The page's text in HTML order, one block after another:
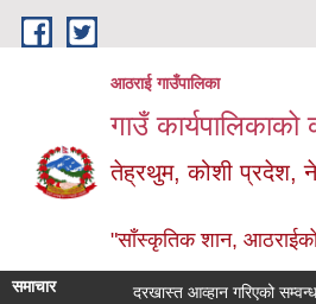
Skip to main content
आठराई गाउँपालिका
गाउँ कार्यपालिकाको
तेह्रथुम, कोशी प्रदेश,
"साँस्कृतिक शान,
समाचार दरखास्त आव्हान गरिएको सम्वन्धमा ।